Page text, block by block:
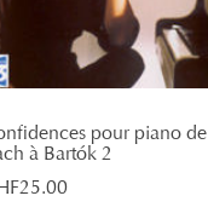
pour piano de
à Bartók 2
25.00